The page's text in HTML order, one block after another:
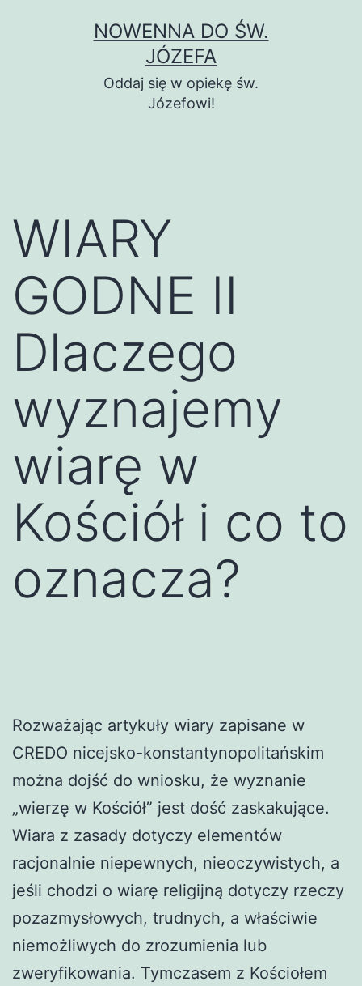
NOWENNA DO ŚW.
JÓZEFA
Oddaj się w opiekę św.
Józefowi!
WIARY
GODNE II
Dlaczego
wyznajemy
wiarę w
Kościół i co to
oznacza?
Rozważając artykuły wiary zapisane w
CREDO nicejsko-konstantynopolitańskim
można dojść do wniosku, że wyznanie
„wierzę w Kościół” jest dość zaskakujące.
Wiara z zasady dotyczy elementów
racjonalnie niepewnych, nieoczywistych, a
jeśli chodzi o wiarę religijną dotyczy rzeczy
pozazmysłowych, trudnych, a właściwie
niemożliwych do zrozumienia lub
zweryfikowania. Tymczasem z Kościołem